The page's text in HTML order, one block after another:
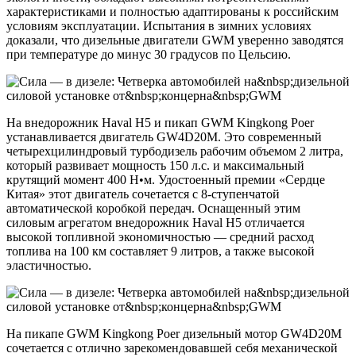
характеристиками и полностью адаптированы к российским
условиям эксплуатации. Испытания в зимних условиях
доказали, что дизельные двигатели GWM уверенно заводятся
при температуре до минус 30 градусов по Цельсию.
На внедорожник Haval H5 и пикап GWM Kingkong Poer
устанавливается двигатель GW4D20М. Это современный
четырехцилиндровый турбодизель рабочим объемом 2 литра,
который развивает мощность 150 л.с. и максимальный
крутящий момент 400 Н•м. Удостоенный премии «Сердце
Китая» этот двигатель сочетается с 8-ступенчатой
автоматической коробкой передач. Оснащенный этим
силовым агрегатом внедорожник Haval H5 отличается
высокой топливной экономичностью — средний расход
топлива на 100 км составляет 9 литров, а также высокой
эластичностью.
На пикапе GWM Kingkong Poer дизельный мотор GW4D20М
сочетается с отлично зарекомендовавшей себя механической